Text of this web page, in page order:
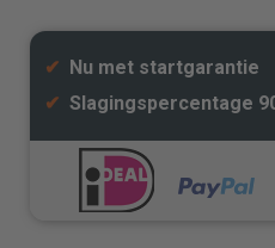
✔ Nu met startgarantie
✔ Slagingspercentage